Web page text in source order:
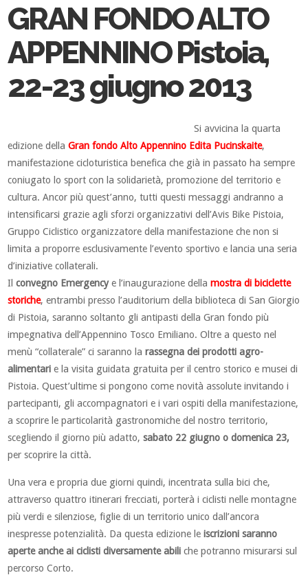
GRAN FONDO ALTO
APPENNINO Pistoia,
22-23 giugno 2013
Si avvicina la quarta
edizione della Gran fondo Alto Appennino Edita Pucinskaite,
manifestazione cicloturistica benefica che già in passato ha sempre
coniugato lo sport con la solidarietà, promozione del territorio e
cultura. Ancor più quest’anno, tutti questi messaggi andranno a
intensificarsi grazie agli sforzi organizzativi dell’Avis Bike Pistoia,
Gruppo Ciclistico organizzatore della manifestazione che non si
limita a proporre esclusivamente l’evento sportivo e lancia una seria
d’iniziative collaterali.
Ilconvegno Emergencye l’inaugurazione dellamostra di biciclette
storiche, entrambi presso l’auditorium della biblioteca di San Giorgio
di Pistoia, saranno soltanto gli antipasti della Gran fondo più
impegnativa dell’Appennino Tosco Emiliano. Oltre a questo nel
menù “collaterale” ci saranno larassegna dei prodotti agro-
alimentari e la visita guidata gratuita per il centro storico e musei di
Pistoia. Quest’ultime si pongono come novità assolute invitando i
partecipanti, gli accompagnatori e i vari ospiti della manifestazione,
a scoprire le particolarità gastronomiche del nostro territorio,
scegliendo il giorno più adatto,sabato 22 giugno o domenica 23,
per scoprire la città.
Una vera e propria due giorni quindi, incentrata sulla bici che,
attraverso quattro itinerari frecciati, porterà i ciclisti nelle montagne
più verdi e silenziose, figlie di un territorio unico dall’ancora
inespresse potenzialità. Da questa edizione leiscrizioni saranno
aperte anche ai ciclisti diversamente abili che potranno misurarsi sul
percorso Corto.